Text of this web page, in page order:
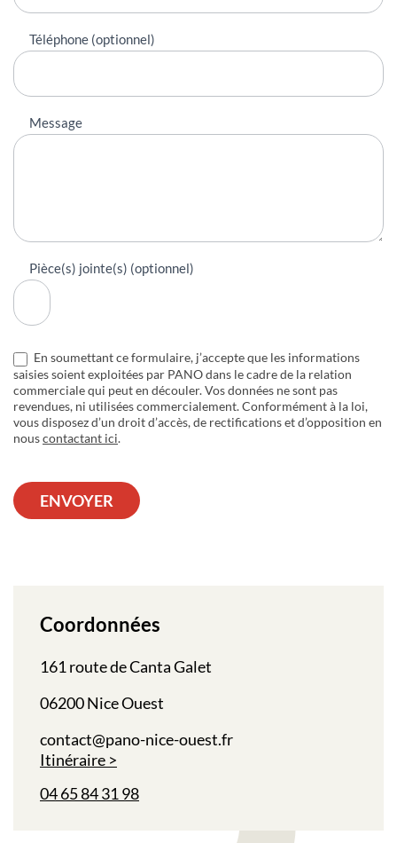
Téléphone (optionnel)
Message
Pièce(s) jointe(s) (optionnel)
En soumettant ce formulaire, j’accepte que les informations
saisies soient exploitées par PANO dans le cadre de la relation
commerciale qui peut en découler. Vos données ne sont pas
revendues, ni utilisées commercialement. Conformément à la loi,
vous disposez d’un droit d’accès, de rectifications et d’opposition en
nouscontactant ici.
ENVOYER
Coordonnées
161 route de Canta Galet
06200 Nice Ouest
contact@pano-nice-ouest.fr
Itinéraire
04 65 84 31 98